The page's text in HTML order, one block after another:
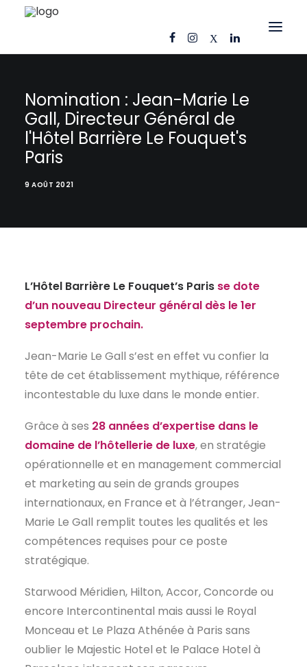
CANDIDATS
ENTREPRISES
NOS FICHES MÉTIERS
AJ CONSEIL
FR
EN
Nomination : Jean-Marie Le
Gall, Directeur Général de
l'Hôtel Barrière Le Fouquet's
Paris
9 AOÛT 2021
L’Hôtel Barrière Le Fouquet’s Paris se dote
d’un nouveau Directeur général dès le 1er
septembre prochain.
Jean-Marie Le Gall s’est en effet vu confier la
tête de cet établissement mythique, référence
incontestable du luxe dans le monde entier.
Grâce à ses 28 années d’expertise dans le
domaine de l’hôtellerie de luxe, en stratégie
opérationnelle et en management commercial
et marketing au sein de grands groupes
internationaux, en France et à l’étranger, Jean-
Marie Le Gall remplit toutes les qualités et les
compétences requises pour ce poste
stratégique.
Starwood Méridien, Hilton, Accor, Concorde ou
encore Intercontinental mais aussi le Royal
Monceau et Le Plaza Athénée à Paris sans
oublier le Majestic Hotel et le Palace Hotel à